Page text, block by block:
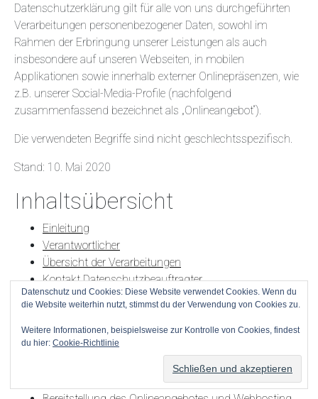
Datenschutzerklärung gilt für alle von uns durchgeführten
Verarbeitungen personenbezogener Daten, sowohl im
Rahmen der Erbringung unserer Leistungen als auch
insbesondere auf unseren Webseiten, in mobilen
Applikationen sowie innerhalb externer Onlinepräsenzen, wie
z.B. unserer Social-Media-Profile (nachfolgend
zusammenfassend bezeichnet als „Onlineangebot“).
Die verwendeten Begriffe sind nicht geschlechtsspezifisch.
Stand: 10. Mai 2020
Inhaltsübersicht
Einleitung
Verantwortlicher
Übersicht der Verarbeitungen
Kontakt Datenschutzbeauftragter
Maßgebliche Rechtsgrundlagen
Sicherheitsmaßnahmen
Übermittlung und Offenbarung von
personenbezogenen Daten
Datenverarbeitung in Drittländern
Datenschutz und Cookies: Diese Website verwendet Cookies. Wenn du
die Website weiterhin nutzt, stimmst du der Verwendung von Cookies zu.
Weitere Informationen, beispielsweise zur Kontrolle von Cookies, findest
du hier: Cookie-Richtlinie